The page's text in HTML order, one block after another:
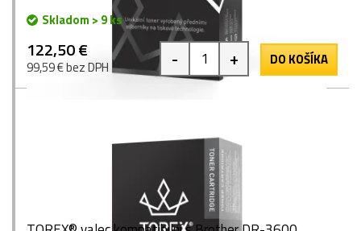
Skladom > 9 ks
122,50 €
99,59 € bez DPH - + DO KOŠÍKA